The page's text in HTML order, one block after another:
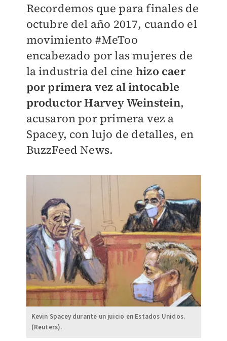
Recordemos que para finales de
octubre del año 2017, cuando el
movimiento #MeToo
encabezado por las mujeres de
la industria del cine hizo caer
por primera vez al intocable
productor Harvey Weinstein,
acusaron por primera vez a
Spacey, con lujo de detalles, en
BuzzFeed News.
Kevin Spacey durante un juicio en Estados Unidos.
(Reuters).